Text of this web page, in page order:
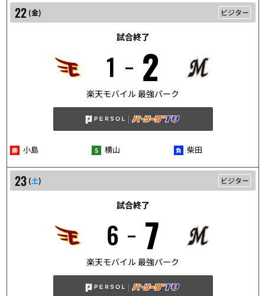
5/22
22 (金) ビジター
試合終了
1 2
楽天モバイル 最強パーク
小島 横山 柴田
23 (土) ビジター
試合終了
6 7
楽天モバイル 最強パーク